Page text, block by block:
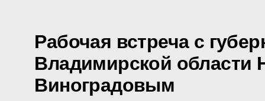
Рабочая встреча с
Владимирской области
Виноградовым